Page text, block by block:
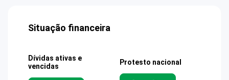
Situação financeira
Dívidas ativas e
vencidas
Protesto nacional